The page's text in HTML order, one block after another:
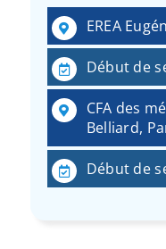
EREA
Début de
CFA des
Belliard,
Début de